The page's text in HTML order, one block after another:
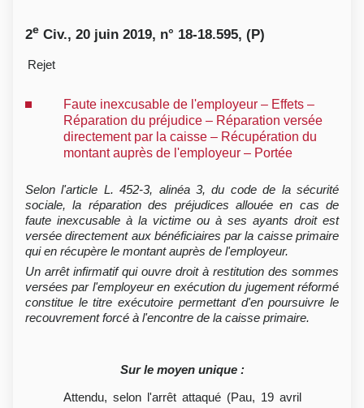
2e Civ., 20 juin 2019, n° 18-18.595, (P)
Rejet
Faute inexcusable de l'employeur – Effets –
Réparation du préjudice – Réparation versée
directement par la caisse – Récupération du
montant auprès de l'employeur – Portée
Selon l'article L. 452-3, alinéa 3, du code de la sécurité
sociale, la réparation des préjudices allouée en cas de
faute inexcusable à la victime ou à ses ayants droit est
versée directement aux bénéficiaires par la caisse primaire
qui en récupère le montant auprès de l'employeur.
Un arrêt infirmatif qui ouvre droit à restitution des sommes
versées par l'employeur en exécution du jugement réformé
constitue le titre exécutoire permettant d'en poursuivre le
recouvrement forcé à l'encontre de la caisse primaire.
Sur le moyen unique :
Attendu, selon l'arrêt attaqué (Pau, 19 avril